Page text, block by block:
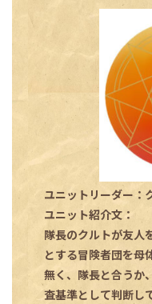
ユニットリーダー：
ユニット紹介文：
隊長のクルトが友人
とする冒険者団を母
無く、隊長と合うか
査基準として判断し